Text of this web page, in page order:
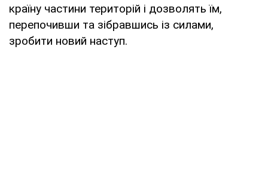
країну частини територій і дозволять їм,
перепочивши та зібравшись із силами,
зробити новий наступ.